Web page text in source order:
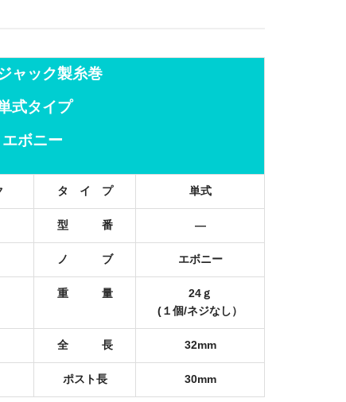
ャック製糸巻
式タイプ
エボニー
タ イ プ 単式
型 番 ―
ノ ブ エボニー
重 量
24ｇ
(１個/ネジなし）
全 長 32mm
ポスト長 30mm